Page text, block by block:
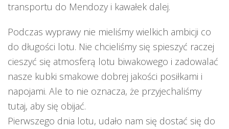
transportu do Mendozy i kawałek dalej.
Podczas wyprawy nie mieliśmy wielkich ambicji co
do długości lotu. Nie chcieliśmy się spieszyć raczej
cieszyć się atmosferą lotu biwakowego i zadowalać
nasze kubki smakowe dobrej jakości posiłkami i
napojami. Ale to nie oznacza, że przyjechaliśmy
tutaj, aby się obijać.
Pierwszego dnia lotu, udało nam się dostać się do